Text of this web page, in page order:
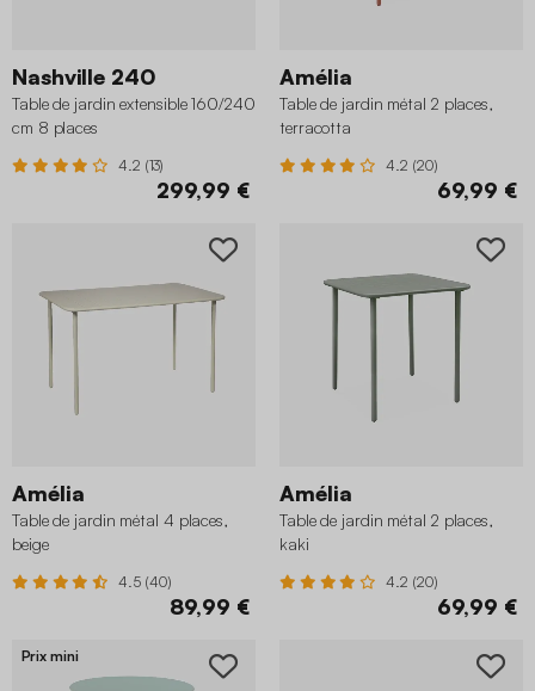
Nashville 240
Table de jardin extensible 160/240
cm 8 places
4.2 (13)
299,99 €
Amélia
Table de jardin métal 2 places,
terracotta
4.2 (20)
69,99 €
Amélia
Table de jardin métal 4 places,
beige
4.5 (40)
89,99 €
Amélia
Table de jardin métal 2 places,
kaki
4.2 (20)
69,99 €
Prix mini